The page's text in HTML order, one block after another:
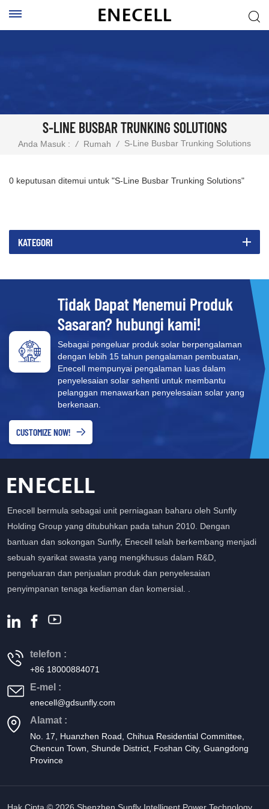
S-LINE BUSBAR TRUNKING SOLUTIONS
Anda Masuk : / Rumah / S-Line Busbar Trunking Solutions
0 keputusan ditemui untuk "S-Line Busbar Trunking Solutions"
KATEGORI
Tidak Dapat Menemui Produk
Sasaran? hubungi kami!
Sebagai pengeluar produk solar berpengalaman
dengan lebih 15 tahun pengalaman pembuatan,
Enecell mempunyai pengalaman luas dalam
penyelesaian solar sehenti untuk membantu
pelanggan menawarkan penyelesaian solar yang
berkenaan.
CUSTOMIZE NOW!
Enecell bermula sebagai unit perniagaan baharu oleh Sunfly
Holding Group yang ditubuhkan pada tahun 2010. Dengan
bantuan dan sokongan Sunfly, Enecell telah berkembang menjadi
sebuah syarikat swasta yang mengkhusus dalam R&D,
pengeluaran dan penjualan produk dan penyelesaian
penyimpanan tenaga kediaman dan komersial. .
telefon :
+86 18000884071
E-mel :
enecell@gdsunfly.com
Alamat :
No. 17, Huanzhen Road, Chihua Residential Committee,
Chencun Town, Shunde District, Foshan City, Guangdong
Province
Hak Cipta © 2026 Shenzhen Sunfly Intelligent Power Technology